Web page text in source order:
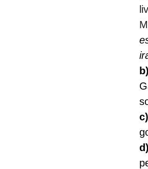
b)
c)
d)